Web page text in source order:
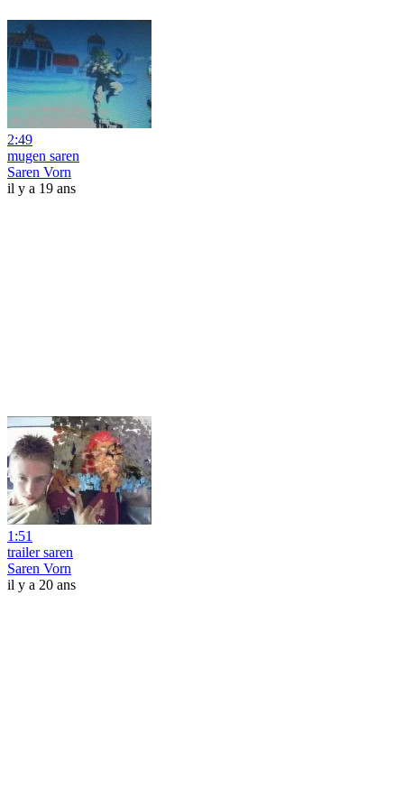
2:49
mugen saren
Saren Vorn
il y a 19 ans
1:51
trailer saren
Saren Vorn
il y a 20 ans